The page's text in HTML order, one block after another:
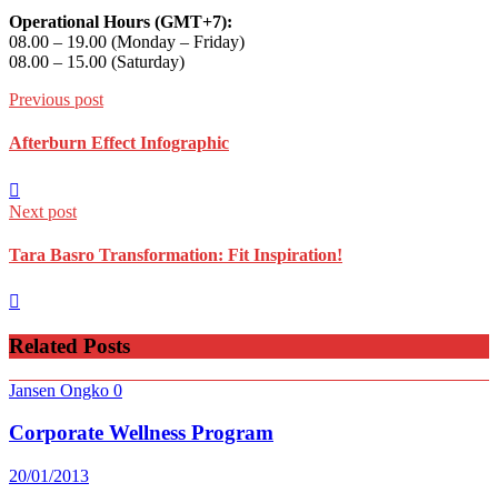
Operational Hours (GMT+7):
08.00 – 19.00 (Monday – Friday)
08.00 – 15.00 (Saturday)
Previous post
Afterburn Effect Infographic
Next post
Tara Basro Transformation: Fit Inspiration!
Related Posts
Jansen Ongko 0
Corporate Wellness Program
20/01/2013